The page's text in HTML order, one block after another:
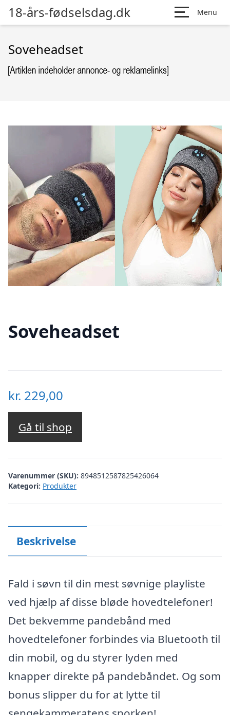
18-års-fødselsdag.dk Menu
Soveheadset
Soveheadset
kr. 229,00
Gå til shop
Varenummer (SKU): 8948512587825426064
Kategori: Produkter
Beskrivelse
Fald i søvn til din mest søvnige playliste
ved hjælp af disse bløde hovedtelefoner!
Det bekvemme pandebånd med
hovedtelefoner forbindes via Bluetooth til
din mobil, og du styrer lyden med
knapper direkte på pandebåndet. Og som
bonus slipper du for at lytte til